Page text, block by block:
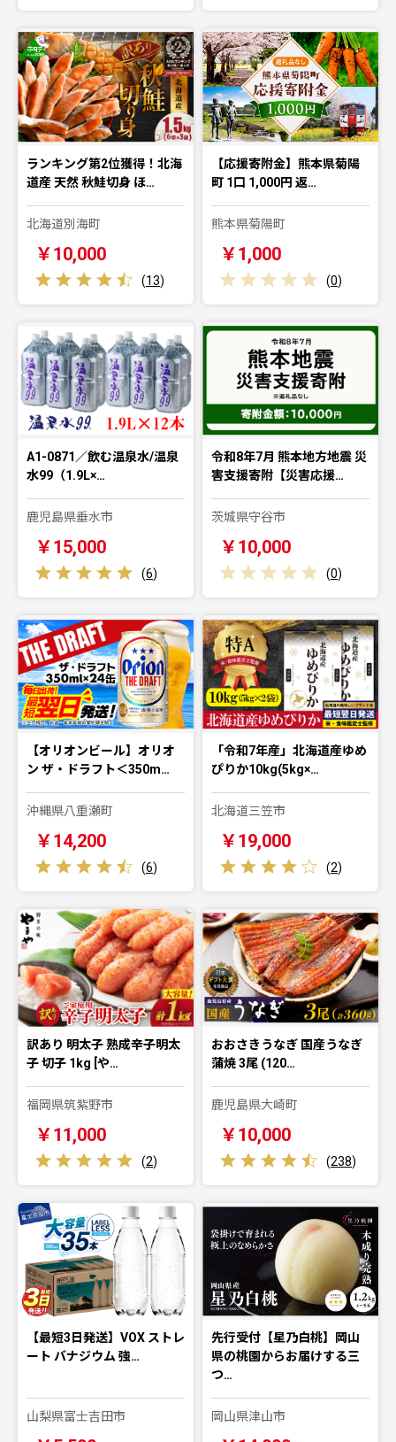
ランキング第2位獲得！北海
道産 天然 秋鮭切身 ほ…
北海道別海町
￥10,000
(13)
【応援寄附金】熊本県菊陽
町 1口 1,000円 返…
熊本県菊陽町
￥1,000
(0)
A1-0871／飲む温泉水/温泉
水99（1.9L×…
鹿児島県垂水市
￥15,000
(6)
令和8年7月 熊本地方地震 災
害支援寄附【災害応援…
茨城県守谷市
￥10,000
(0)
【オリオンビール】オリオ
ン ザ・ドラフト＜350m…
沖縄県八重瀬町
￥14,200
(6)
「令和7年産」北海道産ゆめ
ぴりか10kg(5kg×…
北海道三笠市
￥19,000
(2)
訳あり 明太子 熟成辛子明太
子 切子 1kg [や…
福岡県筑紫野市
￥11,000
(2)
おおさきうなぎ 国産うなぎ
蒲焼 3尾 (120…
鹿児島県大崎町
￥10,000
(238)
【最短3日発送】VOX ストレ
ート バナジウム 強…
山梨県富士吉田市
先行受付【星乃白桃】岡山
県の桃園からお届けする三
つ…
岡山県津山市